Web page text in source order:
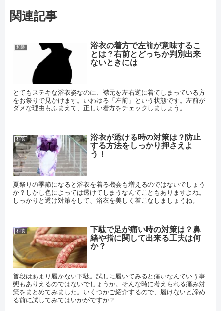
関連記事
和装
浴衣の着方で左前が意味するこ
とは？右前とどっちか判別出来
ないときには
とてもステキな浴衣姿なのに、襟元を左右逆に着てしまっている方
をお祭りで見かけます。いわゆる「左前」という状態です。左前が
ダメな理由もふまえて、正しい着方をチェックしましょう。
和装
浴衣が透ける時の対策は？防止
する方法をしっかり押さえよ
う！
夏祭りの季節になると浴衣を着る機会も増えるのではないでしょう
か？しかし色によっては透けてしまうなんてこともありますよね。
しっかりと透け対策をして、浴衣を美しく着こなしましょうね。
和装
下駄で足が痛い時の対策は？鼻
緒や指に関して出来る工夫は何
か？
普段はあまり履かない下駄。試しに履いてみると痛いなんていう事
態もありえるのではないでしょうか。そんな時に考えられる痛み対
策をまとめてみました。いくつかご紹介するので、履けないと諦め
る前に試してみてはいかがですか？